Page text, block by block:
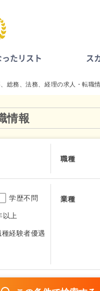
たリスト ス
、総務、法務、経理の求人・転職
情報
職種
学歴不問
以上
種経験者優遇
業種